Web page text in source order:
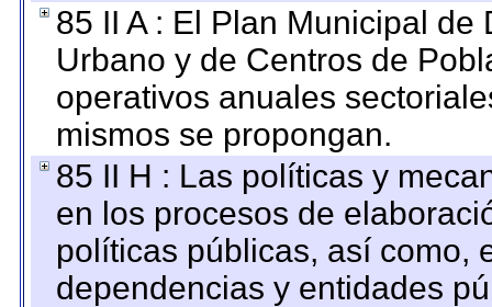
85 II A : El Plan Municipal
Urbano y de Centros de
operativos anuales
mismos se propongan.
85 II H : Las políticas y
en los procesos de
políticas públicas, así como,
dependencias y entidades